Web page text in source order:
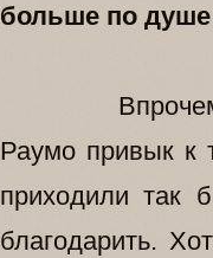
больше по душе
Впрочем,
Раумо привык к
приходили так
благодарить.